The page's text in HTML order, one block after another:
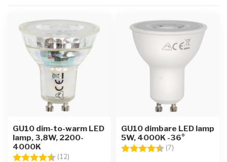
GU10 dim-to-warm LED
lamp, 3,8W, 2200-
4000K
Beoordeling: (12)
GU10 dimbare LED lamp
5W, 4000K -36°
Beoordeling: (7)